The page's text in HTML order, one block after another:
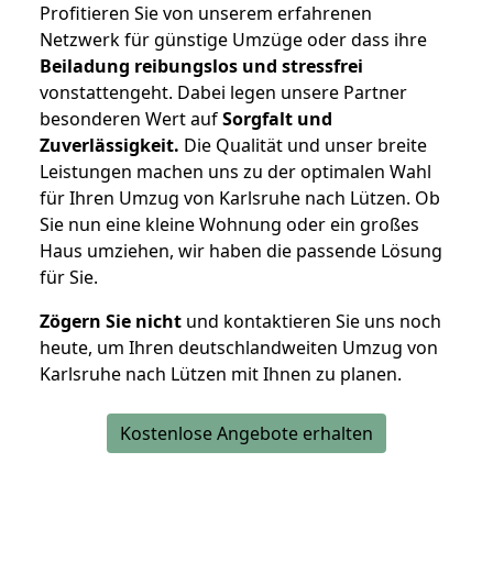
Profitieren Sie von unserem erfahrenen
Netzwerk für günstige Umzüge oder dass ihre
Beiladung reibungslos und stressfrei
vonstattengeht. Dabei legen unsere Partner
besonderen Wert aufSorgfalt und
Zuverlässigkeit. Die Qualität und unser breite
Leistungen machen uns zu der optimalen Wahl
für Ihren Umzug von Karlsruhe nach Lützen. Ob
Sie nun eine kleine Wohnung oder ein großes
Haus umziehen, wir haben die passende Lösung
für Sie.
Zögern Sie nicht und kontaktieren Sie uns noch
heute, um Ihren deutschlandweiten Umzug von
Karlsruhe nach Lützen mit Ihnen zu planen.
Kostenlose Angebote erhalten